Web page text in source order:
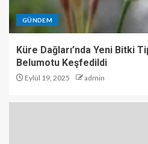
GÜNDEM
Küre Dağları’nda Yeni Bitki
Belumotu Keşfedildi
Eylül 19, 2025 admin